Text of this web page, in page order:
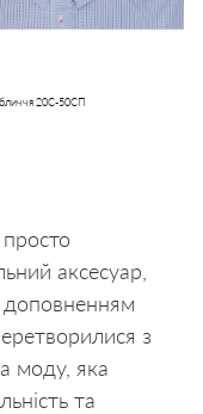
20С-50СП
аксесуар,
з
моду, яка
та